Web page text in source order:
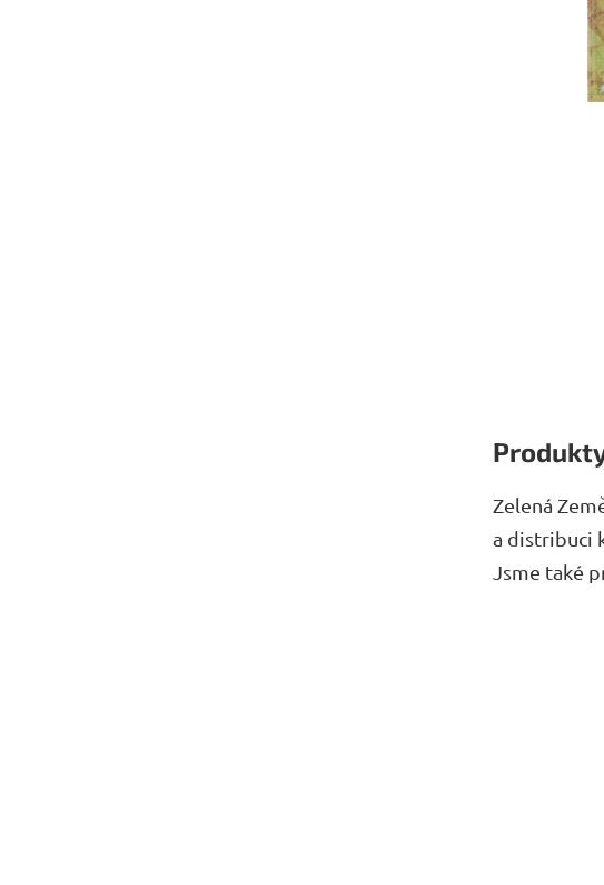
Zelená
a distribuci
Jsme také